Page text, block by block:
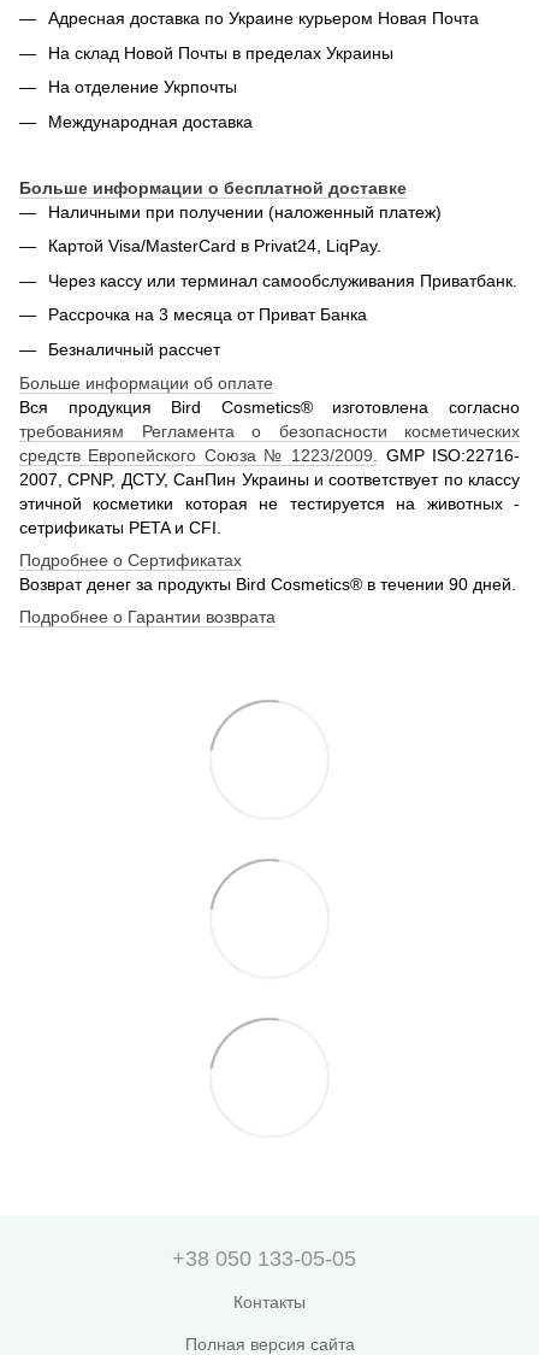
Адресная доставка по Украине курьером Новая Почта
На склад Новой Почты в пределах Украины
На отделение Укрпочты
Международная доставка
Больше информации о бесплатной доставке
Наличными при получении (наложенный платеж)
Картой Visa/MasterCard в Privat24, LiqPay.
Через кассу или терминал самообслуживания Приватбанк.
Рассрочка на 3 месяца от Приват Банка
Безналичный рассчет
Больше информации об оплате
Вся продукция Bird Cosmetics® изготовлена согласно
требованиям Регламента о безопасности косметических
средств Европейского Союза № 1223/2009.
GMP ISO:22716-
2007, CPNP, ДСТУ, СанПин Украины и соответствует по классу
этичной косметики которая не тестируется на животных -
сетрификаты PETA и CFI.
Подробнее о Сертификатах
Возврат денег за продукты Bird Cosmetics® в течении 90 дней.
Подробнее о Гарантии возврата
+38 050 133-05-05
Контакты
Полная версия сайта